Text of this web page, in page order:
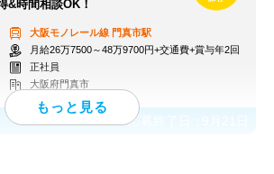
時間相談OK！
大阪モノレール線 門真市駅
月給26万7500～48万9700円+交通費+賞与年2回
正社員
大阪府門真市
応募終了日：